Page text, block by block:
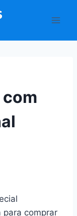
para comprar